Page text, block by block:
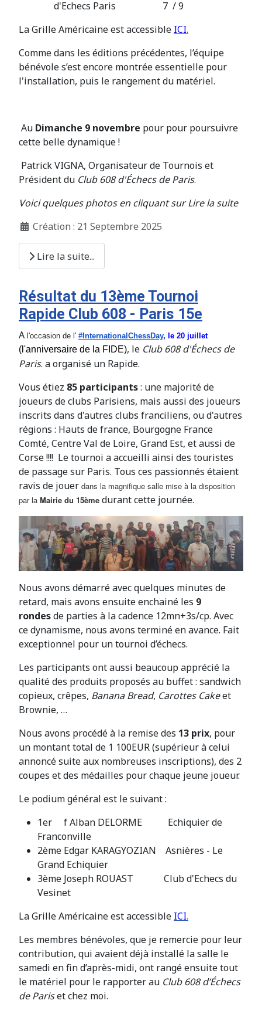
d'Echecs Paris 7 / 9
La Grille Américaine est accessible ICI.
Comme dans les éditions précédentes, l’équipe
bénévole s’est encore montrée essentielle pour
l'installation, puis le rangement du matériel.
Au Dimanche 9 novembre pour pour poursuivre
cette belle dynamique !
Patrick VIGNA, Organisateur de Tournois et
Président du Club 608 d'Échecs de Paris.
Voici quelques photos en cliquant sur Lire la suite
Création : 21 Septembre 2025
Lire la suite...
Résultat du 13ème Tournoi
Rapide Club 608 - Paris 15e
A l'occasion de l' #InternationalChessDay, le 20 juillet
(l'anniversaire de la FIDE), le Club 608 d'Échecs de
Paris. a organisé un Rapide.
Vous étiez 85 participants: une majorité de
joueurs de clubs Parisiens, mais aussi des joueurs
inscrits dans d'autres clubs franciliens, ou d'autres
régions : Hauts de france, Bourgogne France
Comté, Centre Val de Loire, Grand Est, et aussi de
Corse !!!! Le tournoi a accueilli ainsi des touristes
de passage sur Paris. Tous ces passionnés étaient
ravis de jouer dans la magnifique salle mise à la disposition
par la Mairie du 15ème durant cette journée.
Nous avons démarré avec quelques minutes de
retard, mais avons ensuite enchainé les 9
rondesde parties à la cadence 12mn+3s/cp. Avec
ce dynamisme, nous avons terminé en avance. Fait
exceptionnel pour un tournoi d’échecs.
Les participants ont aussi beaucoup apprécié la
qualité des produits proposés au buffet : sandwich
copieux, crêpes, Banana Bread, Carottes Cakeet
Brownie, …
Nous avons procédé à la remise des 13 prix, pour
un montant total de 1 100EUR (supérieur à celui
annoncé suite aux nombreuses inscriptions), des 2
coupes et des médailles pour chaque jeune joueur.
Le podium général est le suivant :
1er f Alban DELORME Echiquier de
Franconville
2ème Edgar KARAGYOZIAN Asnières - Le
Grand Echiquier
3ème Joseph ROUAST Club d'Echecs du
Vesinet
La Grille Américaine est accessible ICI.
Les membres bénévoles, que je remercie pour leur
contribution, qui avaient déjà installé la salle le
samedi en fin d’après-midi, ont rangé ensuite tout
le matériel pour le rapporter au Club 608 d’Échecs
de Pariset chez moi.